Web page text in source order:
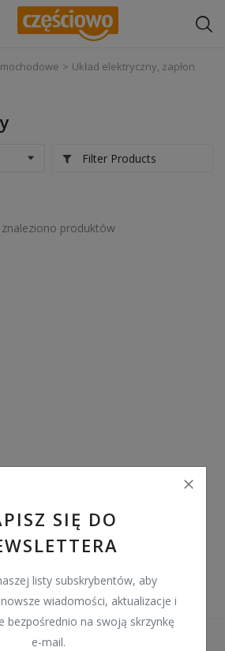
samochodowe
SIĘ DO
listy subskrybentów, aby
wiadomości, aktualizacje i
bezpośrednio na swoją skrzynkę
e-mail.
Układ elektryczny, zapłon
Filter Products
znaleziono produktów